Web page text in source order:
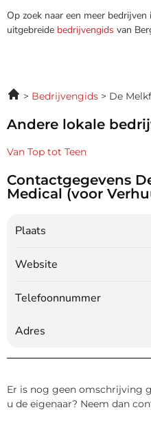
Op zoek naar een meer
uitgebreide bedrijvengids van
Bedrijvengids De
Andere lokale
Van Top tot Teen
Contactgegevens
Medical (voor
Plaats
Website
Telefoonnummer
Adres
Er is nog geen omschrijving
u de eigenaar? Neem dan